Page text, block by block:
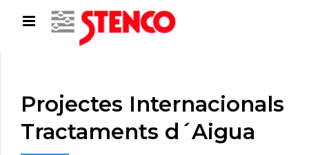
Projectes Internacionals
Tractaments d´Aigua